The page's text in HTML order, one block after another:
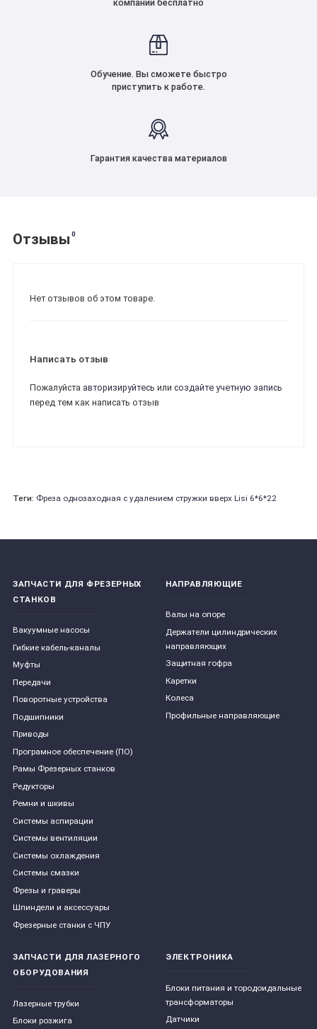
компании бесплатно
Обучение. Вы сможете быстро
приступить к работе.
Гарантия качества материалов
Отзывы 0
Нет отзывов об этом товаре.
Написать отзыв
Пожалуйста авторизируйтесь или создайте учетную запись
перед тем как написать отзыв
Теги: Фреза однозаходная с удалением стружки вверх Lisi 6*6*22
ЗАПЧАСТИ ДЛЯ ФРЕЗЕРНЫХ
СТАНКОВ
Вакуумные насосы
Гибкие кабель-каналы
Муфты
Передачи
Поворотные устройства
Подшипники
Приводы
Програмное обеспечение (ПО)
Рамы Фрезерных станков
Редукторы
Ремни и шкивы
Системы аспирации
Системы вентиляции
Системы охлаждения
Системы смазки
Фрезы и граверы
Шпиндели и аксессуары
Фрезерные станки с ЧПУ
НАПРАВЛЯЮЩИЕ
Валы на опоре
Держатели цилиндрических
направляющих
Защитная гофра
Каретки
Колеса
Профильные направляющие
ЗАПЧАСТИ ДЛЯ ЛАЗЕРНОГО
ОБОРУДОВАНИЯ
Лазерные трубки
Блоки розжига
ЭЛЕКТРОНИКА
Блоки питания и тородоидальные
трансформаторы
Датчики